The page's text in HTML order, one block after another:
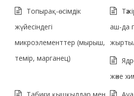
Топырақ-өсімдік
жүйесіндегі
микроэлементтер (мырыш,
темір, марганец)
аш-да
және